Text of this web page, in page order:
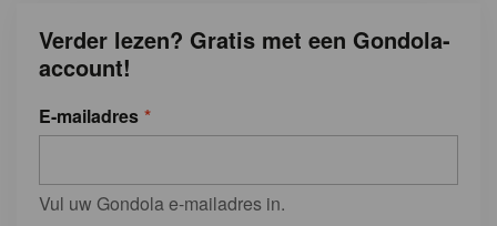
Verder lezen? Gratis met een Gondola-
account!
E-mailadres
Vul uw Gondola e-mailadres in.